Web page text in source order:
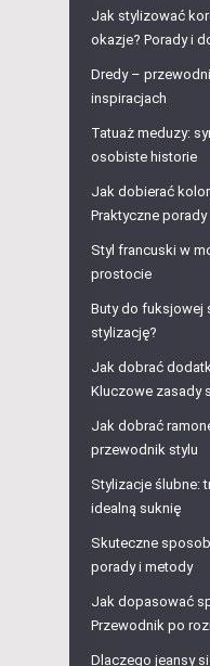
Jak stylizować
okazje? Porady i
Dredy –
inspiracjach
Tatuaż meduzy:
osobiste historie
Jak dobierać
Praktyczne porady
Styl francuski w
prostocie
Buty do fuksjowej
stylizację?
Jak dobrać
Kluczowe zasady
Jak dobrać
przewodnik stylu
Stylizacje ślubne:
idealną suknię
Skuteczne
porady i metody
Jak dopasować
Przewodnik po
Dlaczego jeansy